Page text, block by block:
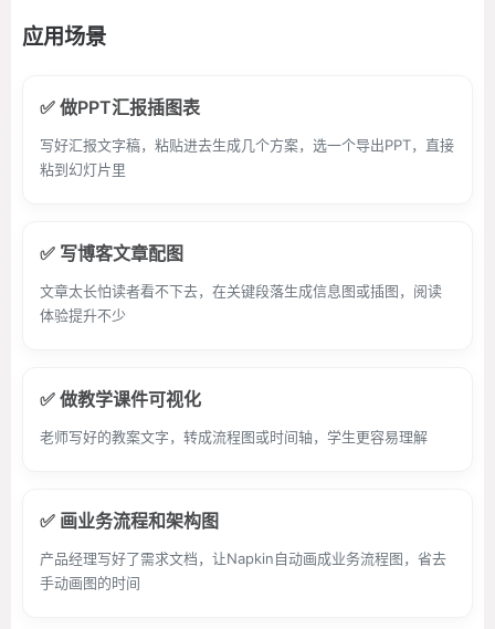
应用场景
✅ 做PPT汇报插图表
写好汇报文字稿，粘贴进去生成几个方案，选一个导出PPT，直接
粘到幻灯片里
✅ 写博客文章配图
文章太长怕读者看不下去，在关键段落生成信息图或插图，阅读
体验提升不少
✅ 做教学课件可视化
老师写好的教案文字，转成流程图或时间轴，学生更容易理解
✅ 画业务流程和架构图
产品经理写好了需求文档，让Napkin自动画成业务流程图，省去
手动画图的时间